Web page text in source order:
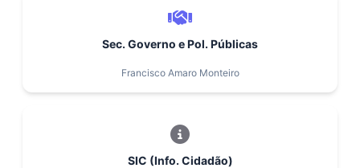
Sec. Governo e Pol. Públicas
Francisco Amaro Monteiro
SIC (Info. Cidadão)